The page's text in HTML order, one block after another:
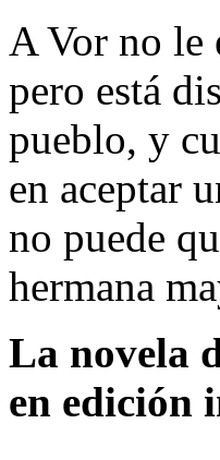
A Vor no le
pero está
pueblo, y
en aceptar
no puede
hermana
La novela
en edición